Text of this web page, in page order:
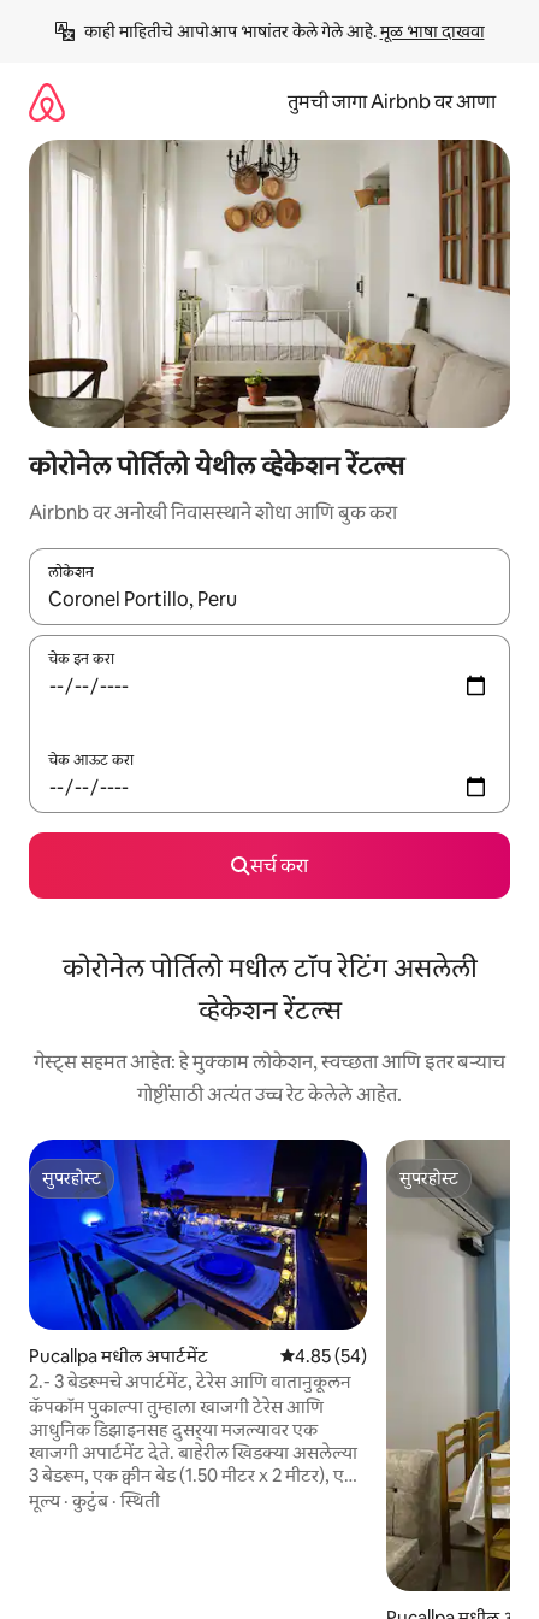
काही माहितीचे आपोआप भाषांतर केले गेले आहे. मूळ भाषा दाखवा
तुमची जागा Airbnb वर आणा
कोरोनेल पोर्तिलो येथील व्हेकेशन रेंटल्स
Airbnb वर अनोखी निवासस्थाने शोधा आणि बुक करा
लोकेशन
जेव्हा परिणाम उपलब्ध असतील, तेव्हा वरच्या आणि खाली बाणांच्या किजसह
चेक इन करा
चेक आऊट करा
सर्च करा
कोरोनेल पोर्तिलो मधील टॉप रेटिंग असलेली
व्हेकेशन रेंटल्स
गेस्ट्स सहमत आहेत: हे मुक्काम लोकेशन, स्वच्छता आणि इतर बऱ्याच
गोष्टींसाठी अत्यंत उच्च रेट केलेले आहेत.
सुपरहोस्ट
सुपरहोस्ट
Pucallpa मधील अपार्टमेंट 5 पैकी 4.85 सरासरी रेटिंग, 54 रिव्ह्यूज
4.85 (54)
2.- 3 बेडरूमचे अपार्टमेंट, टेरेस आणि वातानुकूलन
कॅपकॉम पुकाल्पा तुम्हाला खाजगी टेरेस आणि
आधुनिक डिझाइनसह दुसर्‍या मजल्यावर एक
खाजगी अपार्टमेंट देते. बाहेरील खिडक्या असलेल्या
3 बेडरूम, एक क्वीन बेड (1.50 मीटर x 2 मीटर), एक
डबल बेड, एक सिंगल बेड आणि एक ट्रिपल सोफा
मूल्य·कुटुंब·स्थिती
सुपरहोस्ट
सुपरहोस्ट